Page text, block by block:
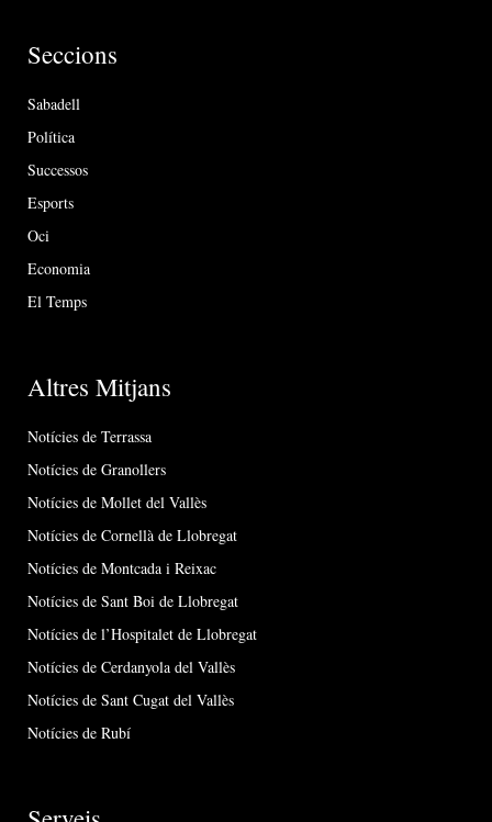
Seccions
Sabadell
Política
Successos
Esports
Oci
Economia
El Temps
Altres Mitjans
Notícies de Terrassa
Notícies de Granollers
Notícies de Mollet del Vallès
Notícies de Cornellà de Llobregat
Notícies de Montcada i Reixac
Notícies de Sant Boi de Llobregat
Notícies de l’Hospitalet de Llobregat
Notícies de Cerdanyola del Vallès
Notícies de Sant Cugat del Vallès
Notícies de Rubí